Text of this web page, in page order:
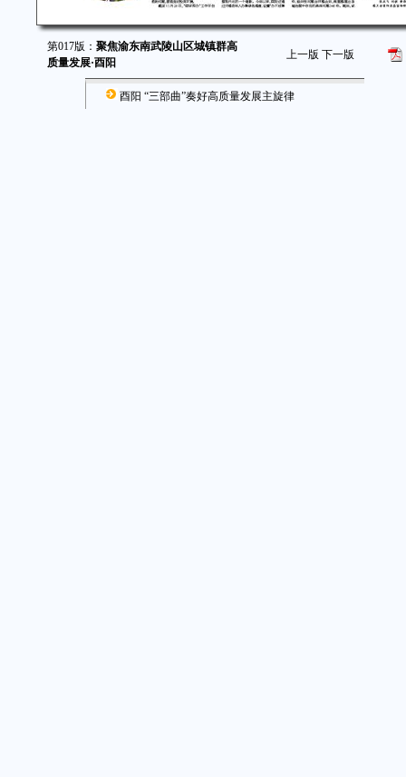
第017版： 聚焦渝东南武陵山区城镇群高
质量发展·酉阳
上一版 下一版
酉阳 “三部曲”奏好高质量发展主旋律